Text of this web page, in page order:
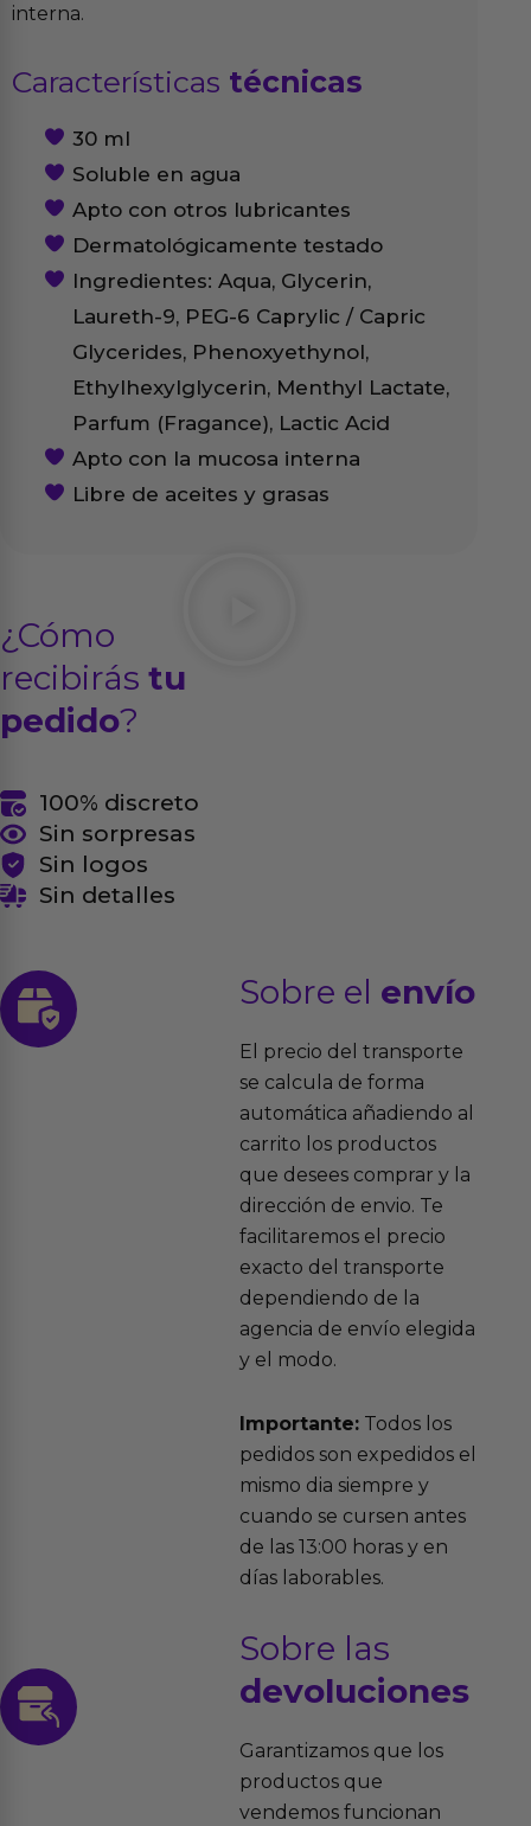
interna.
Características técnicas
30 ml
Soluble en agua
Apto con otros lubricantes
Dermatológicamente testado
Ingredientes: Aqua, Glycerin,
Laureth-9, PEG-6 Caprylic / Capric
Glycerides, Phenoxyethynol,
Ethylhexylglycerin, Menthyl Lactate,
Parfum (Fragance), Lactic Acid
Apto con la mucosa interna
Libre de aceites y grasas
¿Cómo
recibirás tu
pedido?
100% discreto
Sin sorpresas
Sin logos
Sin detalles
Sobre el envío
El precio del transporte
se calcula de forma
automática añadiendo al
carrito los productos
que desees comprar y la
dirección de envio. Te
facilitaremos el precio
exacto del transporte
dependiendo de la
agencia de envío elegida
y el modo.
Importante:Todos los
pedidos son expedidos el
mismo dia siempre y
cuando se cursen antes
de las 13:00 horas y en
días laborables.
Sobre las
devoluciones
Garantizamos que los
productos que
vendemos funcionan